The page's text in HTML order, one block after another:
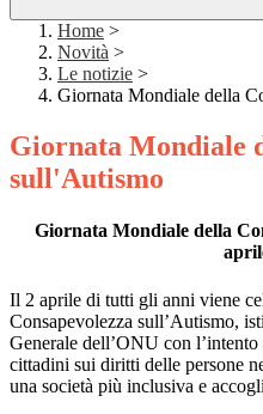
Home >
Novità >
Le notizie >
Giornata Mondiale della
Giornata Mondiale
sull'Autismo
Giornata Mondiale della
Il 2 aprile di tutti gli anni viene
Consapevolezza sull’Autismo,
Generale dell’ONU con
cittadini sui diritti delle persone
una società più inclusiva e